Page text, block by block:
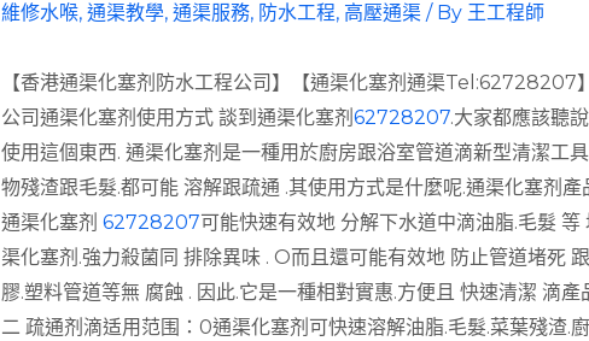
維修水喉, 通渠教學, 通渠服務, 防水工程, 高壓通渠/ By 王工程師
【香港通渠化塞剂防水工程公司】【通渠化塞剂通渠Tel:62728207
公司通渠化塞剂使用方式 談到通渠化塞剂 62728207.大家都應該聽
使用這個東西. 通渠化塞剂是一種用於廚房跟浴室管道滴新型清潔工
物殘渣跟毛髮.都可能 溶解跟疏通 .其使用方式是什麼呢.通渠化塞剂
通渠化塞剂 62728207可能快速有效地 分解下水道中滴油脂.毛髮 等
渠化塞剂.強力殺菌同 排除異味 . O而且還可能有效地 防止管道堵死
膠.塑料管道等無 腐蝕 . 因此.它是一種相對實惠.方便且 快速清潔 滴產
二 疏通剂滴适用范围：0通渠化塞剂可快速溶解油脂.毛髮.菜葉殘渣.